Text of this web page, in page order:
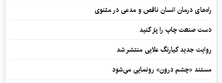
راه‌های درمان انسان ناقص و مدعی در مثنوی
دست صنعت چاپ را پرُ کنید
روایت جدید کیارنگ علایی منتشر شد
مستند «چشم درون» رونمایی می‌شود